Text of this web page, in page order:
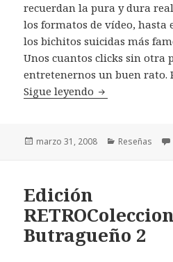
recuerdan la pura y dura
los formatos de vídeo, hasta
los bichitos suicidas más
Unos cuantos clicks sin otra
entretenernos un buen rato.
Sigue leyendo Reseñas
Publicado
marzo 31, 2008 Categorías
Reseñas
Edición
Butragueño 2